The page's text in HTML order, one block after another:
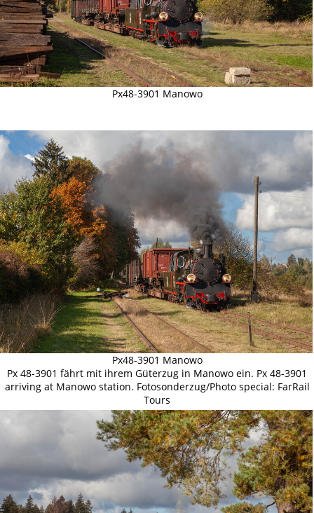
Px48-3901 Manowo
Px48-3901 Manowo
Px 48-3901 fährt mit ihrem Güterzug in Manowo ein. Px 48-3901
arriving at Manowo station. Fotosonderzug/Photo special: FarRail
Tours